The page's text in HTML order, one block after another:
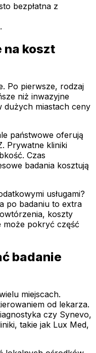
bezpłatna z
na koszt
Po pierwsze, rodzaj
niż inwazyjne
dużych miastach ceny
państwowe oferują
Prywatne kliniki
Czas
badania kosztują
usługami?
po badaniu to extra
koszty
może pokryć część
badanie
miejscach.
od lekarza.
czy Synevo,
takie jak Lux Med,